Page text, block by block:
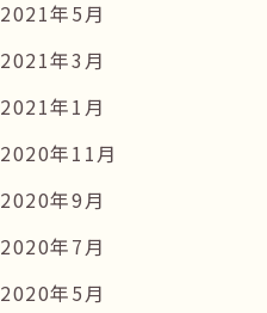
2021年5月
2021年3月
2021年1月
2020年11月
2020年9月
2020年7月
2020年5月